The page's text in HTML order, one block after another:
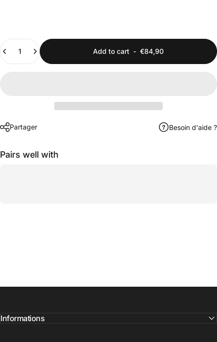
Quantity
Add to cart - €84,90
Partager Besoin d'aide ?
Pairs well with
Informations